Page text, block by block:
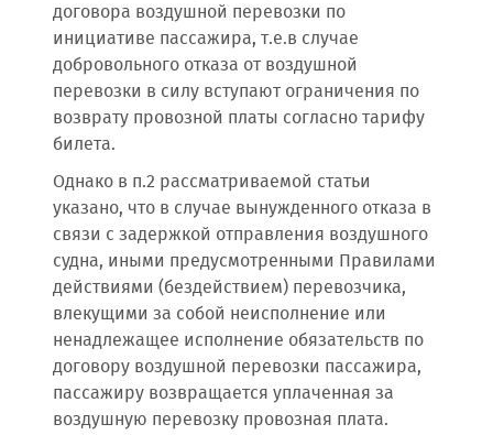
договора воздушной перевозки по
инициативе пассажира, т.е.в случае
добровольного отказа от воздушной
перевозки в силу вступают ограничения по
возврату провозной платы согласно тарифу
билета.
Однако в п.2 рассматриваемой статьи
указано, что в случае вынужденного отказа в
связи с задержкой отправления воздушного
судна, иными предусмотренными Правилами
действиями (бездействием) перевозчика,
влекущими за собой неисполнение или
ненадлежащее исполнение обязательств по
договору воздушной перевозки пассажира,
пассажиру возвращается уплаченная за
воздушную перевозку провозная плата.